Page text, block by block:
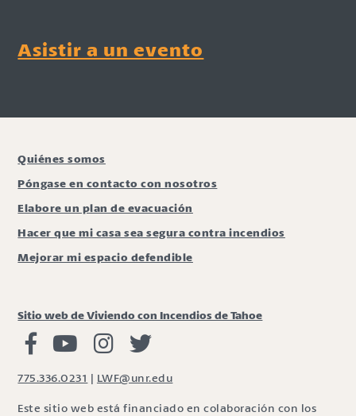
Asistir a un evento
Quiénes somos
Póngase en contacto con nosotros
Elabore un plan de evacuación
Hacer que mi casa sea segura contra incendios
Mejorar mi espacio defendible
Sitio web de Viviendo con Incendios de Tahoe
Viviendo con Incendios Facebook
Vivir con fuego Youtube
Vivir con fuego Instagram
775.336.0231 | LWF@unr.edu
Este sitio web está financiado en colaboración con los